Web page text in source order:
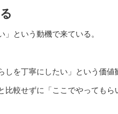
という動機で来ている。
を丁寧にしたい」という価
較せずに「ここでやってもら